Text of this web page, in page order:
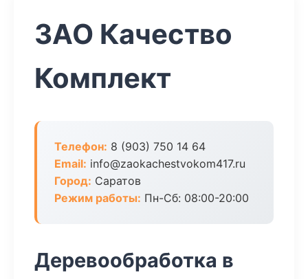
ЗАО Качество
Комплект
Телефон: 8 (903) 750 14 64
Email: info@zaokachestvokom417.ru
Город: Саратов
Режим работы: Пн-Сб: 08:00-20:00
Деревообработка в